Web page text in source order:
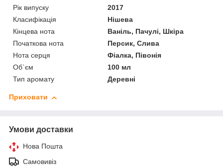
Рік випуску
2017
Класифікація
Нішева
Кінцева нота
Ваніль, Пачулі, Шкіра
Початкова нота
Персик, Слива
Нота серця
Фіалка, Півонія
Об`єм
100 мл
Тип аромату
Деревні
Приховати
Умови доставки
Нова Пошта
Самовивіз